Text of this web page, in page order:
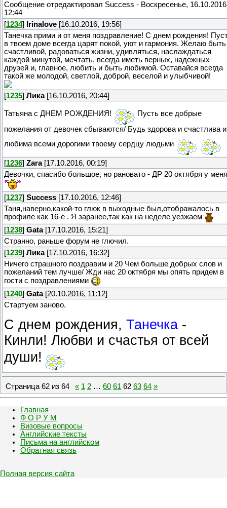
Сообщение отредактировал Success - Воскресенье,
12:44
[1234] Irinalove [16.10.2016, 19:56]
Танечка прими и от меня поздравление! С днем рождения!
в твоем доме всегда царят покой, уют и гармония. Желаю быть
счастливой, радоваться жизни, удивляться, наслаждаться
каждой минутой, мечтать, всегда иметь верных, надежных
друзей и, главное, любить и быть любимой. Оставайся всегда
такой же молодой, светлой, доброй, веселой и улыбчивой!
[1235] Лика[16.10.2016, 20:44]
Татьяна с ДНЕМ РОЖДЕНИЯ!
Пусть все добрые
пожелания от девочек сбываются/ Будь здорова и счастлива и
любима всеми дорогими твоему сердцу людьми
[1236] Zara[17.10.2016, 00:19]
Девочки, спасибо большое, но рановато - ДР 20 октября у меня
[1237] Success [17.10.2016, 12:46]
Таня,наверно,какой-то глюк в выходные был,отображалось в
профиле как 16-е . Я заранее,так как на неделе уезжаем
[1238] Gata[17.10.2016, 15:21]
Странно, раньше форум не глючил.
[1239] Лика[17.10.2016, 16:32]
Ничего страшного поздравим и 20 Чем больше добрых слов и
пожеланий тем лучше/ Жди нас 20 октября мы опять придем в
гости с поздравлениями
[1240] Gata[20.10.2016, 11:12]
Стартуем заново.
С днем рождения, Танечка -
Кинли! Любви и счастья от всей
души!
Страница 62 из 64 « 1 2 … 60 61 62 63 64 »
Главная
Ф О Р У М
Визовые вопросы
Английские тексты
Письма на английском
Обратная связь
Полная версия сайта